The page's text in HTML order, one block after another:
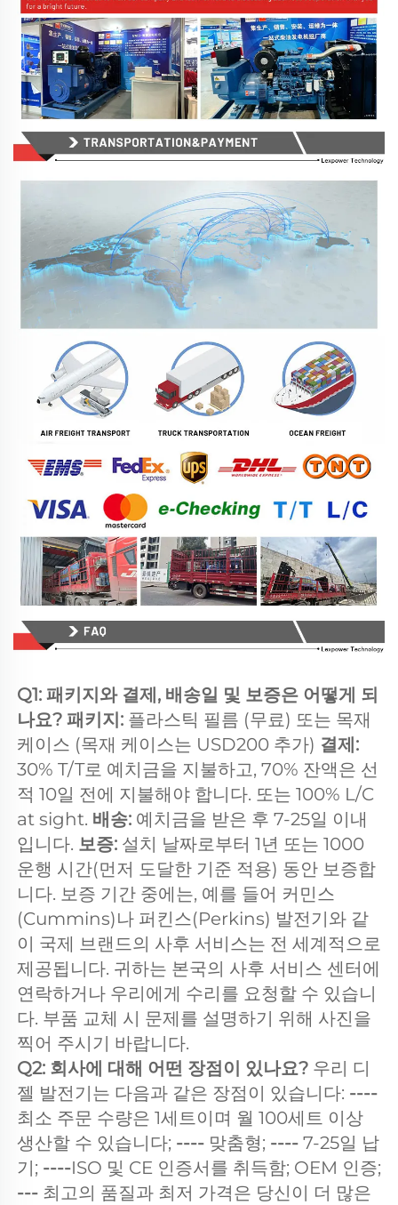
Q1: 패키지와 결제, 배송일 및 보증은 어떻게 되
나요? 패키지: 플라스틱 필름 (무료) 또는 목재
케이스 (목재 케이스는 USD200 추가)
30% T/T로 예치금을 지불하고, 70% 잔액은 선
적 10일 전에 지불해야 합니다. 또는 100% L/C
at sight. 배송: 예치금을 받은 후 7-25일 이내
입니다. 보증: 설치 날짜로부터 1년 또는 1000
운행 시간(먼저 도달한 기준 적용) 동안 보증합
니다. 보증 기간 중에는, 예를 들어 커민스
(Cummins)나 퍼킨스(Perkins) 발전기와 같
이 국제 브랜드의 사후 서비스는 전 세계적으로
제공됩니다. 귀하는 본국의 사후 서비스 센터에
연락하거나 우리에게 수리를 요청할 수 있습니
다. 부품 교체 시 문제를 설명하기 위해 사진을
찍어 주시기 바랍니다.
Q2: 회사에 대해 어떤 장점이 있나요? 우리 디
젤 발전기는 다음과 같은 장점이 있습니다: ----
최소 주문 수량은 1세트이며 월 100세트 이상
생산할 수 있습니다; ---- 맞춤형; ---- 7-25일 납
기; ----
--- 최고의 품질과 최저 가격은 당신이 더 많은